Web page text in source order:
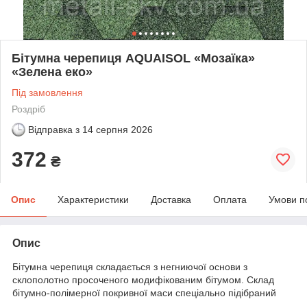
Бітумна черепиця AQUAISOL «Мозаїка»
«Зелена еко»
Під замовлення
Роздріб
Відправка з 14 серпня 2026
372 ₴
Опис Характеристики Доставка Оплата Умови
Опис
Бітумна черепиця складається з негниючої основи з
склополотно просоченого модифікованим бітумом. Склад
бітумно-полімерної покривної маси спеціально підібраний